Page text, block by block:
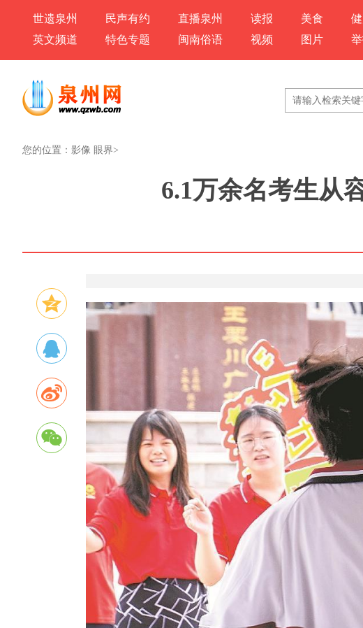
世遗泉州 民声有约 直播泉州 读报 美食
英文频道
特色专题 闽南俗语 视频 图片
您的位置： 影像 眼界>
6.1万余名考生从